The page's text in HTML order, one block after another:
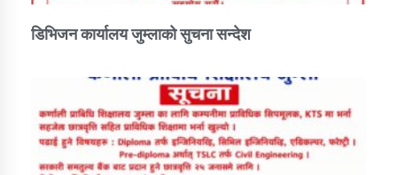
डिभिजन कार्यालय जुम्लाको सुचना सन्देश